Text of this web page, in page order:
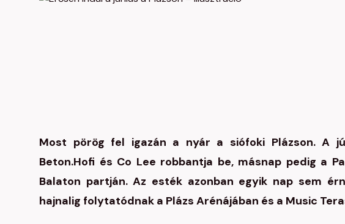
Most pörög fel igazán a nyár a siófoki Plázson. A
Beton.Hofi és Co Lee robbantja be, másnap pedig a
Balaton partján. Az esték azonban egyik nap sem
hajnalig folytatódnak a Plázs Arénájában és a Music